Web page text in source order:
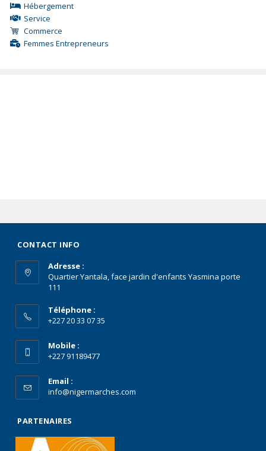
Hébergement
Service
Commerce
Femmes Entrepreneurs
CONTACT INFO
Adresse :
Quartier Yantala, face jardin d'enfants Yasmina porte
111
Téléphone :
+227 20 33 07 35
Mobile :
+227 91189477
Email :
info@nigermarches.com
PARTENAIRES